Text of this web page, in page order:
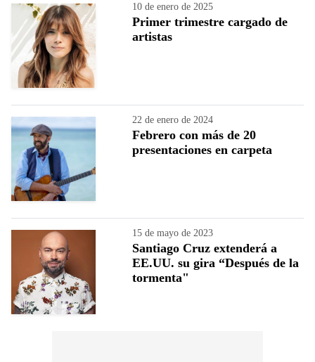
10 de enero de 2025
Primer trimestre cargado de
artistas
22 de enero de 2024
Febrero con más de 20
presentaciones en carpeta
15 de mayo de 2023
Santiago Cruz extenderá a
EE.UU. su gira “Después de la
tormenta"